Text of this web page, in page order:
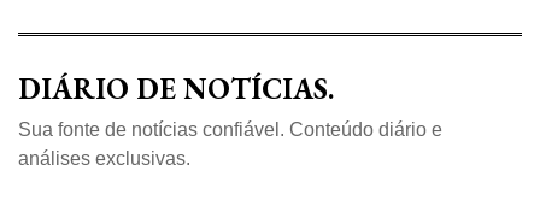
DIÁRIO DE NOTÍCIAS.
Sua fonte de notícias confiável. Conteúdo diário e
análises exclusivas.